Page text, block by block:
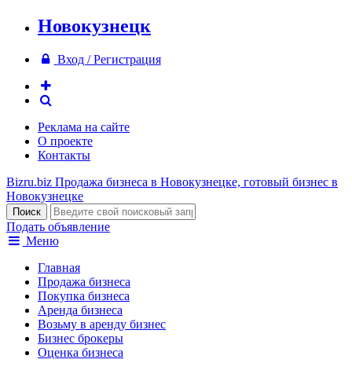
Новокузнецк
Вход / Регистрация
Реклама на сайте
О проекте
Контакты
Bizru.biz Продажа бизнеса в Новокузнецке, готовый бизнес в
Новокузнецке
Подать объявление
Меню
Главная
Продажа бизнеса
Покупка бизнеса
Аренда бизнеса
Возьму в аренду бизнес
Бизнес брокеры
Оценка бизнеса